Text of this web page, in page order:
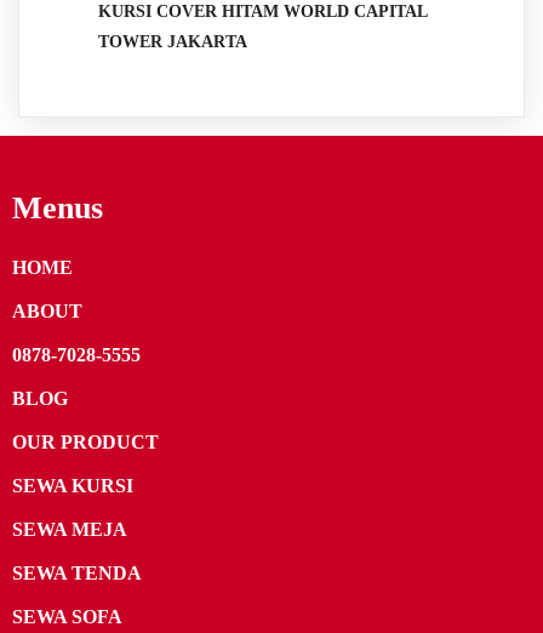
KURSI COVER HITAM WORLD CAPITAL
TOWER JAKARTA
Menus
HOME
ABOUT
0878-7028-5555
BLOG
OUR PRODUCT
SEWA KURSI
SEWA MEJA
SEWA TENDA
SEWA SOFA